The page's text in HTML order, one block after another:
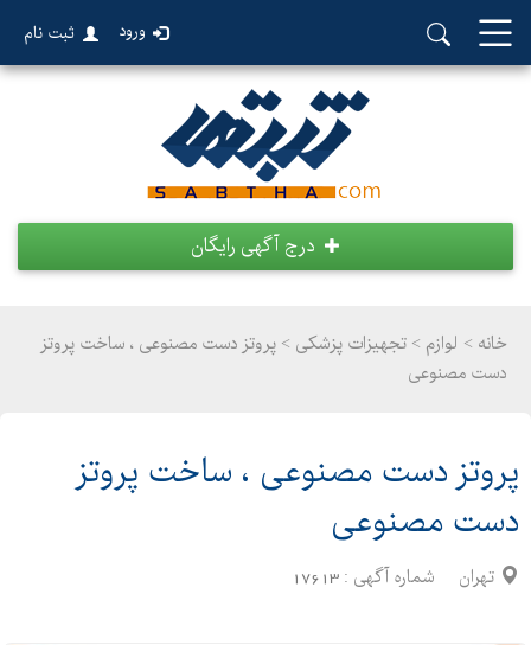
ورود ثبت نام
درج آگهی رایگان
خانه > لوازم > تجهیزات پزشکی > پروتز دست مصنوعی ، ساخت پروتز
دست مصنوعی
پروتز دست مصنوعی ، ساخت پروتز
دست مصنوعی
تهران شماره آگهی : 17613